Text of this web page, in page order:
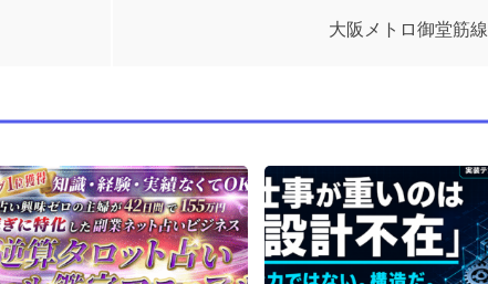
大阪メトロ御堂筋線